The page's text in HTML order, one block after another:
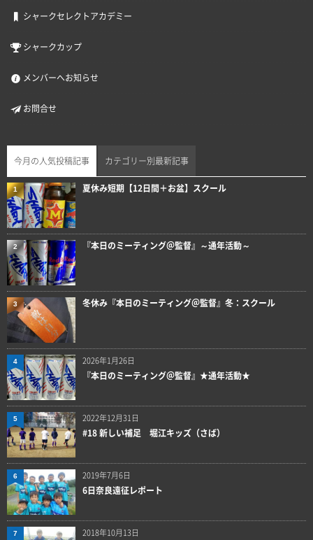
シャークセレクトアカデミー
シャークカップ
メンバーへお知らせ
お問合せ
今月の人気投稿記事 カテゴリー別最新記事
夏休み短期【12日間＋お盆】スクール
1
『本日のミーティング＠監督』～通年活動～
2
冬休み『本日のミーティング＠監督』冬：スクール
3
2026年1月26日
『本日のミーティング＠監督』★通年活動★
4
2022年12月31日
#18 新しい補足 堀江キッズ（さば）
5
2019年7月6日
6日奈良遠征レポート
6
2018年10月13日
7